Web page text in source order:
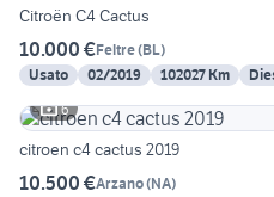
Citroën C4 Cactus
10.000 €Feltre(BL)
Usato
02/2019 102027 Km
6
citroen c4 cactus 2019
10.500 €Arzano(NA)